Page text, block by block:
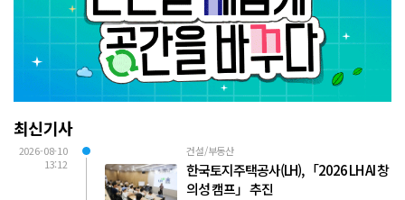
최신기사
2026-08-10
13:12
건설/부동산
한국토지주택공사(LH), 「2026 LH AI 창
의성 캠프」 추진